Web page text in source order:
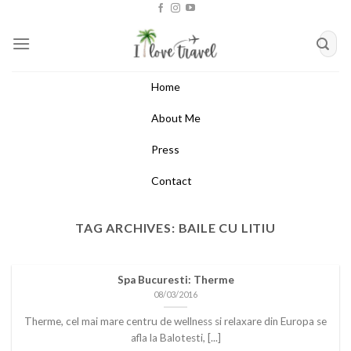
content
Home
About Me
Press
Contact
TAG ARCHIVES: BAILE CU LITIU
Spa Bucuresti: Therme
08/03/2016
Therme, cel mai mare centru de wellness si relaxare din Europa se
afla la Balotesti, [...]